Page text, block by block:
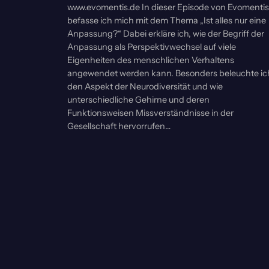
www.evomentis.de In dieser Episode von Evomentis
befasse ich mich mit dem Thema „Ist alles nur eine
Anpassung?“ Dabei erkläre ich, wie der Begriff der
Anpassung als Perspektivwechsel auf viele
Eigenheiten des menschlichen Verhaltens
angewendet werden kann. Besonders beleuchte
den Aspekt der Neurodiversität und wie
unterschiedliche Gehirne und deren
Funktionsweisen Missverständnisse in der
Gesellschaft hervorrufen…